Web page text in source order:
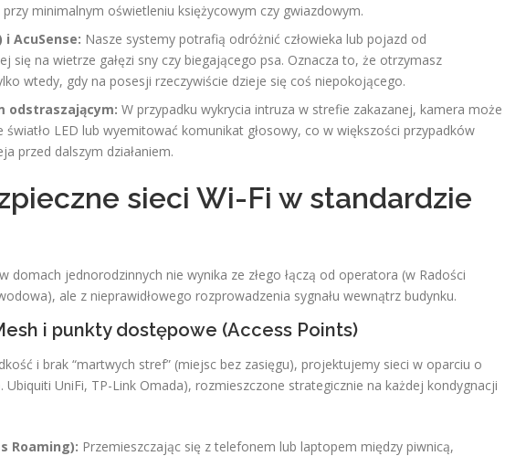
minimalnym oświetleniu księżycowym czy gwiazdowym.
AcuSense: Nasze systemy potrafią odróżnić człowieka lub pojazd od
się na wietrze gałęzi sny czy biegającego psa. Oznacza to, że otrzymasz
wtedy, gdy na posesji rzeczywiście dzieje się coś niepokojącego.
odstraszającym: W przypadku wykrycia intruza w strefie zakazanej, kamera może
światło LED lub wyemitować komunikat głosowy, co w większości przypadków
przed dalszym działaniem.
sieci Wi-Fi w standardzie
domach jednorodzinnych nie wynika ze złego łączą od operatora (w Radości
ale z nieprawidłowego rozprowadzenia sygnału wewnątrz budynku.
i punkty dostępowe (Access Points)
i brak “martwych stref” (miejsc bez zasięgu), projektujemy sieci w oparciu o
UniFi, TP-Link Omada), rozmieszczone strategicznie na każdej kondygnacji
Roaming): Przemieszczając się z telefonem lub laptopem między piwnicą,